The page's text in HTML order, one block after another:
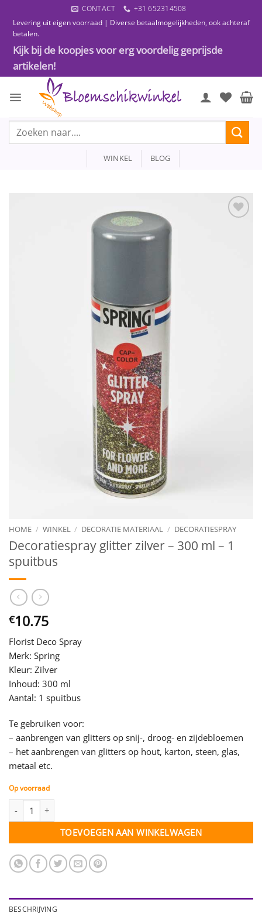
naar
inhoud
CONTACT
+31 652314508
Levering uit eigen voorraad | Diverse betaalmogelijkheden, ook achteraf
betalen.
Kijk bij de koopjes voor erg voordelig geprijsde
artikelen!
Zoeken
WINKEL BLOG
HOME / WINKEL / DECORATIE MATERIAAL / DECORATIESPRAY
Decoratiespray glitter zilver – 300 ml – 1
spuitbus
€10.75
Florist Deco Spray
Merk: Spring
Kleur: Zilver
Inhoud: 300 ml
Aantal: 1 spuitbus
Te gebruiken voor:
– aanbrengen van glitters op snij-, droog- en zijdebloemen
– het aanbrengen van glitters op hout, karton, steen, glas,
metaal etc.
Op voorraad
TOEVOEGEN AAN WINKELWAGEN
BESCHRIJVING